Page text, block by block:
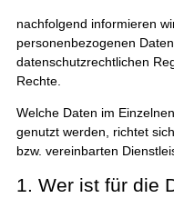
nachfolgend informieren
personenbezogenen
datenschutzrechtlichen
Rechte.
Welche Daten im
genutzt werden, richtet
bzw. vereinbarten
1. Wer ist für die